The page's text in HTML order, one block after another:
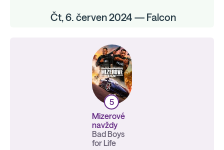
Čt, 6. červen 2024 — Falcon
5
Mizerové
navždy
Bad Boys
for Life